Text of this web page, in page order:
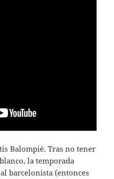
Balompié. Tras no tener
la temporada
barcelonista (entonces